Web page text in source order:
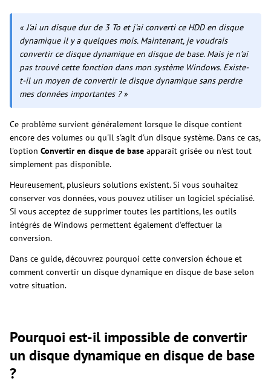
« J'ai un disque dur de 3 To et j'ai converti ce HDD en disque
dynamique il y a quelques mois. Maintenant, je voudrais
convertir ce disque dynamique en disque de base. Mais je n’ai
pas trouvé cette fonction dans mon système Windows. Existe-
t-il un moyen de convertir le disque dynamique sans perdre
mes données importantes ? »
Ce problème survient généralement lorsque le disque contient
encore des volumes ou qu'il s'agit d'un disque système. Dans ce cas,
l'option Convertir en disque de base apparaît grisée ou n'est tout
simplement pas disponible.
Heureusement, plusieurs solutions existent. Si vous souhaitez
conserver vos données, vous pouvez utiliser un logiciel spécialisé.
Si vous acceptez de supprimer toutes les partitions, les outils
intégrés de Windows permettent également d'effectuer la
conversion.
Dans ce guide, découvrez pourquoi cette conversion échoue et
comment convertir un disque dynamique en disque de base selon
votre situation.
Pourquoi est-il impossible de convertir
un disque dynamique en disque de base
?